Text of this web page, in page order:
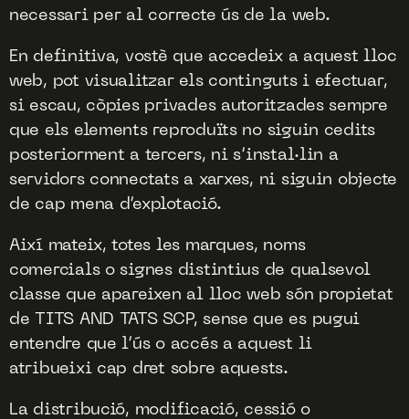
necessari per al correcte ús de la web.
En definitiva, vostè que accedeix a aquest lloc
web, pot visualitzar els continguts i efectuar,
si escau, còpies privades autoritzades sempre
que els elements reproduïts no siguin cedits
posteriorment a tercers, ni s’instal·lin a
servidors connectats a xarxes, ni siguin objecte
de cap mena d’explotació.
Així mateix, totes les marques, noms
comercials o signes distintius de qualsevol
classe que apareixen al lloc web són propietat
de TITS AND TATS SCP, sense que es pugui
entendre que l’ús o accés a aquest li
atribueixi cap dret sobre aquests.
La distribució, modificació, cessió o